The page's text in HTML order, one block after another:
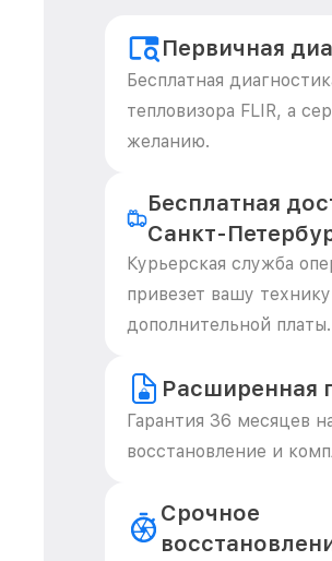
Первичная
Бесплатная
тепловизора FLIR, а
желанию.
Бесплатная
Санкт-
Курьерская служба
привезет вашу
дополнительной платы.
Расширенная
Гарантия 36 месяцев
восстановление и
Срочное